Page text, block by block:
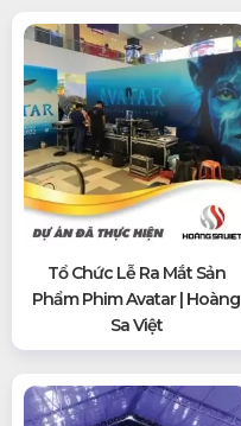
Tổ Chức Lễ Ra Mắt Sản
Phẩm Phim Avatar | Hoàng
Sa Việt